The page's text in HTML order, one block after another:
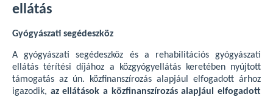
ellátás
Gyógyászati segédeszköz
A gyógyászati segédeszköz és a rehabilitációs gyógyászati
ellátás térítési díjához a közgyógyellátás keretében nyújtott
támogatás az ún. közfinanszírozás alapjául elfogadott árhoz
igazodik, az ellátások a közfinanszírozás alapjául elfogadott